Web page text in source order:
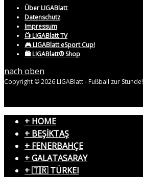
Über LIGABlatt
Datenschutz
Impressum
📺 LIGABlatt TV
🎮 LIGABlatt eSport Cup!
🛍️ LIGABlatt® Shop
nach oben
Copyright © 2026 LIGABlatt - Fußball zur Stunde!
+ HOME
+ BEŞİKTAŞ
+ FENERBAHÇE
+ GALATASARAY
+ 🇹🇷 TÜRKEI